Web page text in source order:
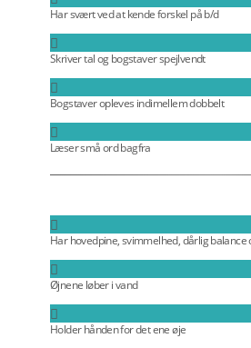
Har svært ved at kende forskel på b/d
Skriver tal og bogstaver spejlvendt
Bogstaver opleves indimellem dobbelt
Læser små ord bagfra
Har hovedpine, svimmelhed, dårlig balance
Øjnene løber i vand
Holder hånden for det ene øje